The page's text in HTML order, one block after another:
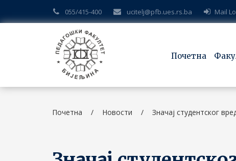
055/415-400 ucitelj@pfb.ues.rs.ba Mail
Почетна
Почетна / Новости / Значај студентског